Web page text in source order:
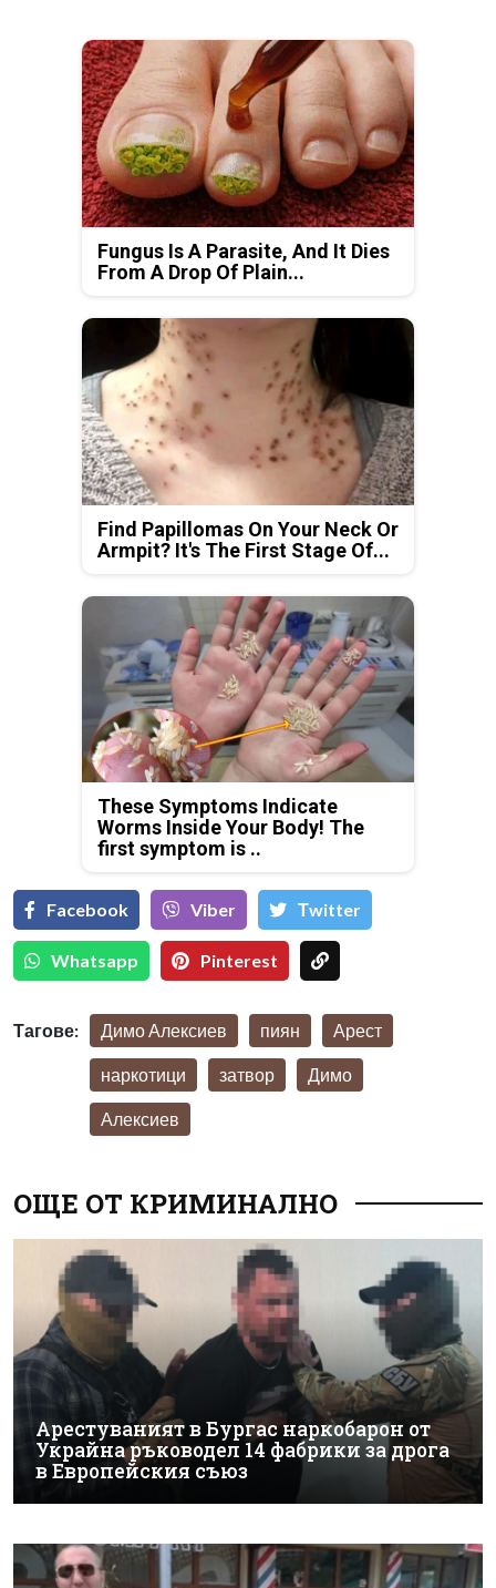
Fungus Is A Parasite, And It Dies
From A Drop Of Plain...
Find Papillomas On Your Neck Or
Armpit? It's The First Stage Of...
These Symptoms Indicate
Worms Inside Your Body! The
first symptom is ..
Facebook Viber Тwitter
Whatsapp Pinterest
Тагове: Димо Алексиев пиян Арест
наркотици затвор Димо
Алексиев
ОЩЕ ОТ КРИМИНАЛНО
Арестуваният в Бургас наркобарон от
Украйна ръководел 14 фабрики за дрога
в Европейския съюз